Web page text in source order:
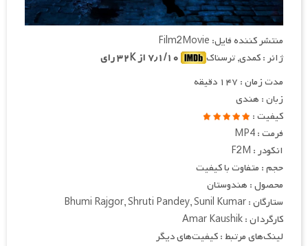
منتشر کننده فایل: Film2Movie
ژانر : کمدی, ترسناک
مدت زمان : ۱۴۷ دقیقه
زبان : هندی
کیفیت :
فرمت : MP4
انکودر : F2M
حجم : متفاوت با کیفیت
محصول : هندوستان
ستارگان : Bhumi Rajgor, Shruti Pandey, Sunil Kumar
کارگردان : Amar Kaushik
لینک‌های مرتبط : کیفیت‌های دیگر